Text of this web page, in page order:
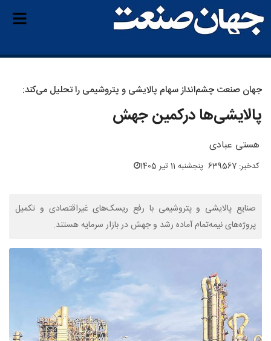
جهان صنعت چشم‌انداز سهام پالایشی و پتروشیمی را تحلیل می‌کند:
پالایشی‌ها درکمین جهش
هستی عبادی
کدخبر: 639567 پنجشنبه 11 تیر 1405
صنایع پالایشی و پتروشیمی با رفع ریسک‌های غیراقتصادی و تکمیل
پروژه‌های نیمه‌تمام آماده رشد و جهش در بازار سرمایه هستند.